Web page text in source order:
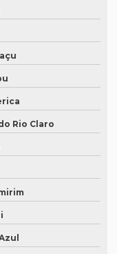
Rio Claro